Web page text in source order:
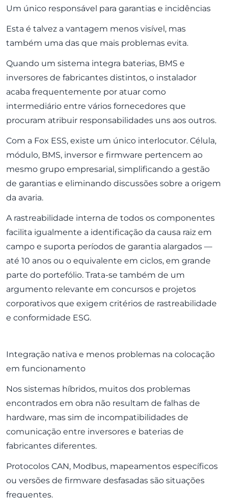
Um único responsável para garantias e incidências
Esta é talvez a vantagem menos visível, mas
também uma das que mais problemas evita.
Quando um sistema integra baterias, BMS e
inversores de fabricantes distintos, o instalador
acaba frequentemente por atuar como
intermediário entre vários fornecedores que
procuram atribuir responsabilidades uns aos outros.
Com a Fox ESS, existe um único interlocutor. Célula,
módulo, BMS, inversor e firmware pertencem ao
mesmo grupo empresarial, simplificando a gestão
de garantias e eliminando discussões sobre a origem
da avaria.
A rastreabilidade interna de todos os componentes
facilita igualmente a identificação da causa raiz em
campo e suporta períodos de garantia alargados —
até 10 anos ou o equivalente em ciclos, em grande
parte do portefólio. Trata-se também de um
argumento relevante em concursos e projetos
corporativos que exigem critérios de rastreabilidade
e conformidade ESG.
Integração nativa e menos problemas na colocação
em funcionamento
Nos sistemas híbridos, muitos dos problemas
encontrados em obra não resultam de falhas de
hardware, mas sim de incompatibilidades de
comunicação entre inversores e baterias de
fabricantes diferentes.
Protocolos CAN, Modbus, mapeamentos específicos
ou versões de firmware desfasadas são situações
frequentes.